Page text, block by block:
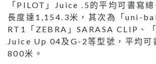
「PILOT」Juice .5的平均可書寫總
長度達1,154.3米，其次為「uni-
RT1「ZEBRA」SARASA CLIP、
Juice Up 04及G-2等型號，平均可
800米。